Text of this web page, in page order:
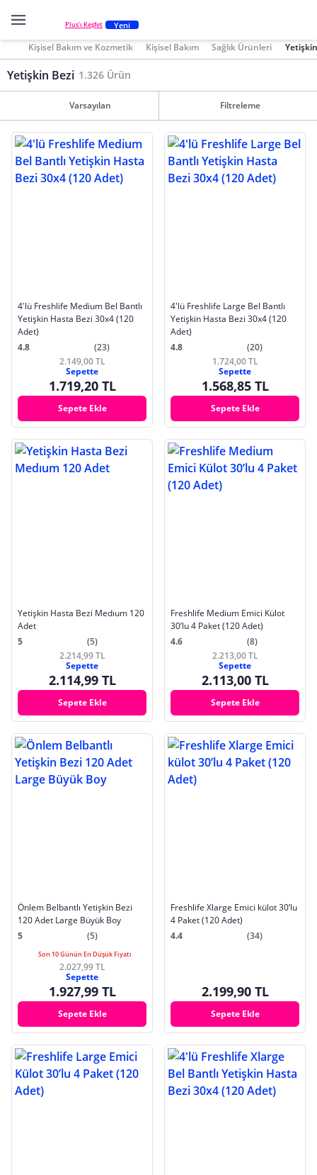
Plus'ı Keşfet Yeni
Kişisel Bakım ve Kozmetik Kişisel Bakım Sağlık Ürünleri
Yetişkin Bezi 1.326 Ürün
Varsayılan Filtreleme
4'lü Freshlife Medium Bel Bantlı
Yetişkin Hasta Bezi 30x4 (120
Adet)
4.8
(23)
2.149,00 TL
Sepette
1.719,20 TL
Sepete Ekle
4'lü Freshlife Large Bel Bantlı
Yetişkin Hasta Bezi 30x4 (120
Adet)
4.8
(20)
1.724,00 TL
Sepette
1.568,85 TL
Sepete Ekle
Yetişkin Hasta Bezi Medıum 120
Adet
5
(5)
2.214,99 TL
Sepette
2.114,99 TL
Sepete Ekle
Freshlife Medium Emici Külot
30’lu 4 Paket (120 Adet)
4.6
(8)
2.213,00 TL
Sepette
2.113,00 TL
Sepete Ekle
Önlem Belbantlı Yetişkin Bezi
120 Adet Large Büyük Boy
5
(5)
Son 10 Günün En Düşük Fiyatı
2.027,99 TL
Sepette
1.927,99 TL
Sepete Ekle
Freshlife Xlarge Emici külot 30’lu
4 Paket (120 Adet)
4.4
(34)
2.199,90 TL
Sepete Ekle